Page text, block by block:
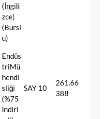
(İngili
zce)
(Bursl
u)
Endüs
triMü
hendi
sliği
(%75
İndiri
SAY 10
261.66
388